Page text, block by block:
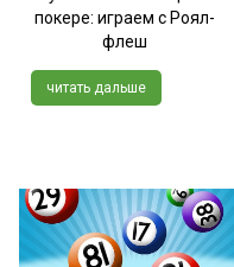
покере: играем с Роял-
флеш
читать дальше